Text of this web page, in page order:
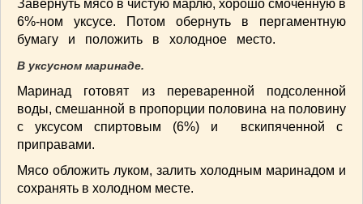
Завернуть мясо в чистую марлю, хорошо смоченную в
6%-ном уксусе. Потом обернуть в пергаментную
бумагу и положить в холодное место.
В уксусном маринаде.
Маринад готовят из переваренной подсоленной
воды, смешанной в пропорции половина на половину
с уксусом спиртовым (6%) и вскипяченной с
приправами.
Мясо обложить луком, залить холодным маринадом и
сохранять в холодном месте.